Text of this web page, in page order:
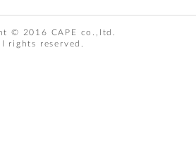
© 2016 CAPE co.,ltd.
rights reserved.